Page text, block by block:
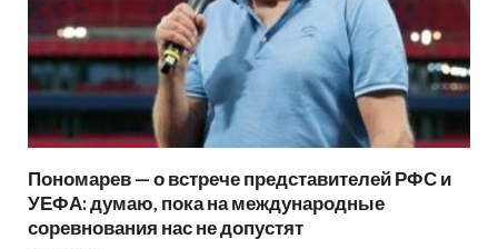
Пономарев — о встрече представителей РФС и
УЕФА: думаю, пока на международные
соревнования нас не допустят